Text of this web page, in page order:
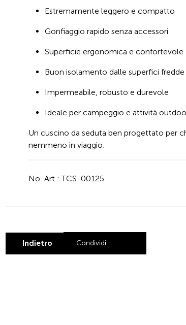
Estremamente leggero e compatto
Gonfiaggio rapido senza accessori
Superficie ergonomica e confortevole
Buon isolamento dalle superfici fredde
Impermeabile, robusto e durevole
Ideale per campeggio e attività
Un cuscino da seduta ben progettato per
nemmeno in viaggio.
No. Art.: TCS-00125
Indietro Condividi